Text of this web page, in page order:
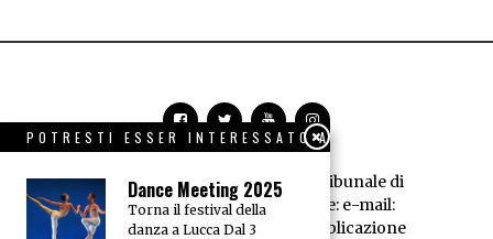
Dance News - Registrazione Tribunale di
Livorno n° 594/95 - Redazione: e-mail:
redazione@dancenews.it
Pubblicazione
POTRESTI ESSER INTERESSATO A
Dance Meeting 2025
Torna il festival della
danza a Lucca Dal 3